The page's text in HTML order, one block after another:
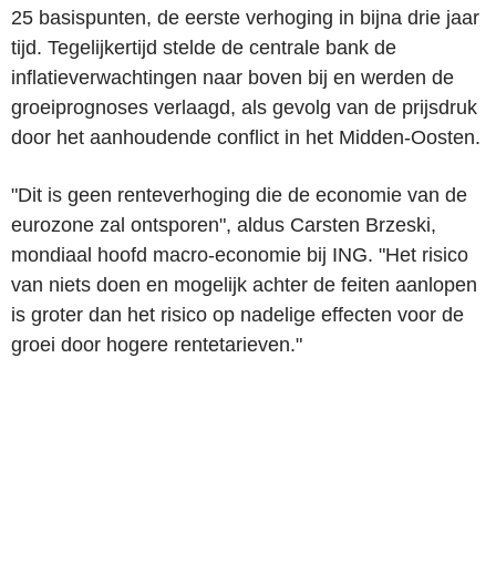
25 basispunten, de eerste verhoging in bijna drie jaar
tijd. Tegelijkertijd stelde de centrale bank de
inflatieverwachtingen naar boven bij en werden de
groeiprognoses verlaagd, als gevolg van de prijsdruk
door het aanhoudende conflict in het Midden-Oosten.
"Dit is geen renteverhoging die de economie van de
eurozone zal ontsporen", aldus Carsten Brzeski,
mondiaal hoofd macro-economie bij ING. "Het risico
van niets doen en mogelijk achter de feiten aanlopen
is groter dan het risico op nadelige effecten voor de
groei door hogere rentetarieven."